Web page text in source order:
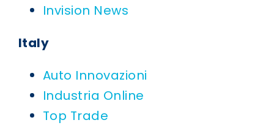
Invision News
Italy
Auto Innovazioni
Industria Online
Top Trade